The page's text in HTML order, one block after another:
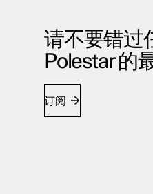
请不要错过
Polestar 的
订阅